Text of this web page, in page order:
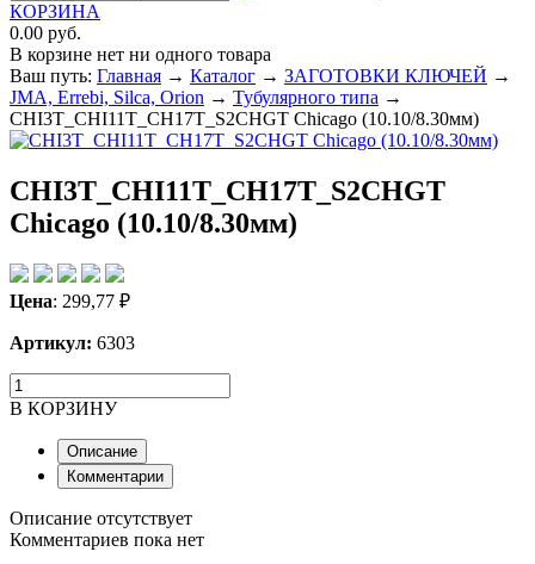
КОРЗИНА
0.00 руб.
В корзине нет ни одного товара
Ваш путь: Главная → Каталог → ЗАГОТОВКИ КЛЮЧЕЙ →
JMA, Errebi, Silca, Orion → Тубулярного типа →
CHI3T_CHI11T_CH17T_S2CHGT Chicago (10.10/8.30мм)
CHI3T_CHI11T_CH17T_S2CHGT
Chicago (10.10/8.30мм)
Цена: 299,77 ₽
Артикул: 6303
В КОРЗИНУ
Описание
Комментарии
Описание отсутствует
Комментариев пока нет